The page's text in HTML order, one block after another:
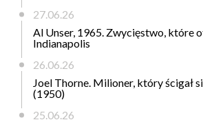
27.06.26
Al Unser, 1965. Zwycięstwo, które
Indianapolis
26.06.26
Joel Thorne. Milioner, który ścigał
(1950)
25.06.26